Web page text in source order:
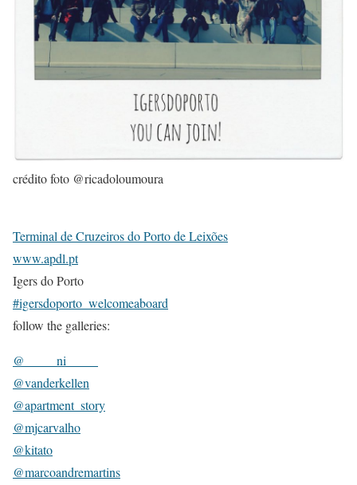
crédito foto @ricadoloumoura
Terminal de Cruzeiros do Porto de Leixões
www.apdl.pt
Igers do Porto
#igersdoporto_welcomeaboard
follow the galleries:
@_____ni_____
@vanderkellen
@apartment_story
@mjcarvalho
@kitato
@marcoandremartins